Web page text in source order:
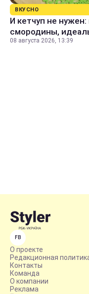
ВКУСНО
И кетчуп не
смородины,
08 августа 2026, 13:39
FB
О проекте
Редакционная
Контакты
Команда
О компании
Реклама